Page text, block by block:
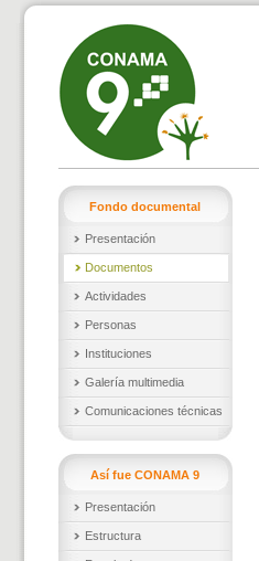
Fondo documental
Presentación
Documentos
Actividades
Personas
Instituciones
Galería multimedia
Comunicaciones técnicas
Así fue CONAMA 9
Presentación
Estructura